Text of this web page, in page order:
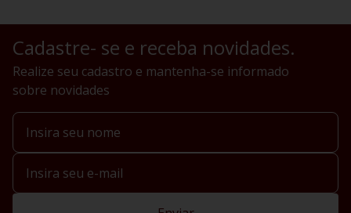
Cadastre- se e receba novidades.
Realize seu cadastro e mantenha-se informado
sobre novidades